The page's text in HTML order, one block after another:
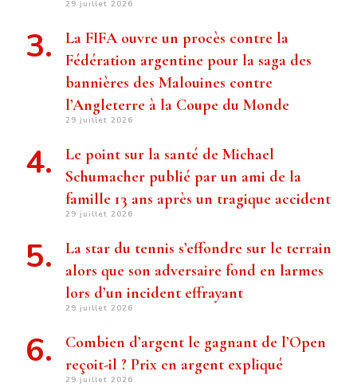
29 juillet 2026
La FIFA ouvre un procès contre la
Fédération argentine pour la saga des
bannières des Malouines contre
l’Angleterre à la Coupe du Monde
29 juillet 2026
Le point sur la santé de Michael
Schumacher publié par un ami de la
famille 13 ans après un tragique accident
29 juillet 2026
La star du tennis s’effondre sur le terrain
alors que son adversaire fond en larmes
lors d’un incident effrayant
29 juillet 2026
Combien d’argent le gagnant de l’Open
reçoit-il ? Prix ​​en argent expliqué
29 juillet 2026